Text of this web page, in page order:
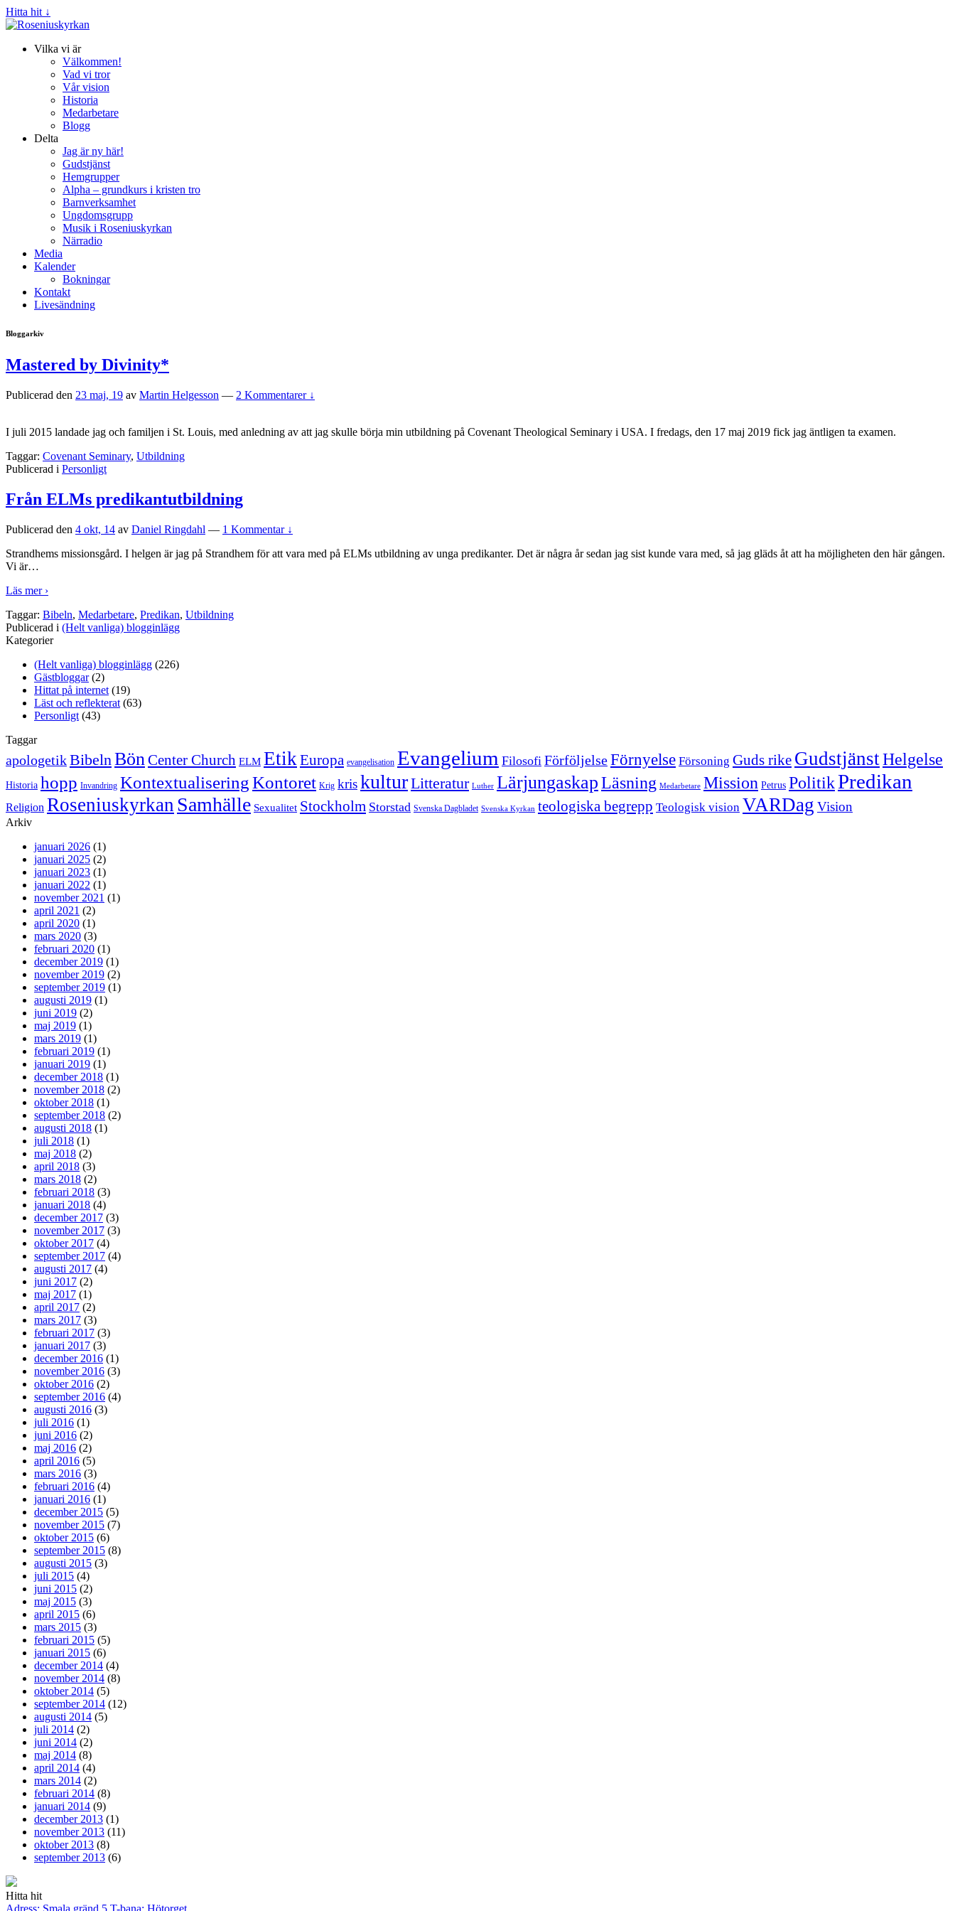
Hitta hit ↓
Vilka vi är
Välkommen!
Vad vi tror
Vår vision
Historia
Medarbetare
Blogg
Delta
Jag är ny här!
Gudstjänst
Hemgrupper
Alpha – grundkurs i kristen tro
Barnverksamhet
Ungdomsgrupp
Musik i Roseniuskyrkan
Närradio
Media
Kalender
Bokningar
Kontakt
Livesändning
Bloggarkiv
Mastered by Divinity*
Publicerad den 23 maj, 19 av Martin Helgesson — 2 Kommentarer ↓
I juli 2015 landade jag och familjen i St. Louis, med anledning av att jag skulle börja min utbildning på Covenant Theological Seminary i USA. I fredags, den 17 maj 2019 fick jag äntligen ta examen.
Taggar: Covenant Seminary, Utbildning
Publicerad i Personligt
Från ELMs predikantutbildning
Publicerad den 4 okt, 14 av Daniel Ringdahl — 1 Kommentar ↓
Strandhems missionsgård. I helgen är jag på Strandhem för att vara med på ELMs utbildning av unga predikanter. Det är några år sedan jag sist kunde vara med, så jag gläds åt att ha möjligheten den här gången.
Vi är…
Läs mer ›
Taggar: Bibeln, Medarbetare, Predikan, Utbildning
Publicerad i (Helt vanliga) blogginlägg
Kategorier
(Helt vanliga) blogginlägg (226)
Gästbloggar(2)
Hittat på internet (19)
Läst och reflekterat (63)
Personligt (43)
Taggar
apologetikBibeln Bön Center Church ELM Etik Europa evangelisation Evangelium Filosofi FörföljelseFörnyelse Försoning Guds rike GudstjänstHelgelse
Historia hopp Invandring KontextualiseringKontoret Krig kriskulturLitteratur Luther LärjungaskapLäsning Medarbetare Mission Petrus PolitikPredikan
Religion Roseniuskyrkan Samhälle Sexualitet Stockholm Storstad Svenska Dagbladet Svenska Kyrkan teologiska begrepp Teologisk vision VARDag Vision
Arkiv
januari 2026 (1)
januari 2025 (2)
januari 2023 (1)
januari 2022 (1)
november 2021 (1)
april 2021 (2)
april 2020 (1)
mars 2020 (3)
februari 2020 (1)
december 2019 (1)
november 2019 (2)
september 2019 (1)
augusti 2019 (1)
juni 2019 (2)
maj 2019 (1)
mars 2019 (1)
februari 2019 (1)
januari 2019 (1)
december 2018 (1)
november 2018 (2)
oktober 2018 (1)
september 2018 (2)
augusti 2018 (1)
juli 2018 (1)
maj 2018 (2)
april 2018 (3)
mars 2018 (2)
februari 2018 (3)
januari 2018 (4)
december 2017 (3)
november 2017 (3)
oktober 2017 (4)
september 2017 (4)
augusti 2017 (4)
juni 2017 (2)
maj 2017 (1)
april 2017 (2)
mars 2017 (3)
februari 2017 (3)
januari 2017 (3)
december 2016 (1)
november 2016 (3)
oktober 2016 (2)
september 2016 (4)
augusti 2016 (3)
juli 2016 (1)
juni 2016 (2)
maj 2016 (2)
april 2016 (5)
mars 2016 (3)
februari 2016 (4)
januari 2016 (1)
december 2015 (5)
november 2015 (7)
oktober 2015 (6)
september 2015 (8)
augusti 2015 (3)
juli 2015 (4)
juni 2015 (2)
maj 2015 (3)
april 2015 (6)
mars 2015 (3)
februari 2015 (5)
januari 2015 (6)
december 2014 (4)
november 2014 (8)
oktober 2014 (5)
september 2014 (12)
augusti 2014 (5)
juli 2014 (2)
juni 2014 (2)
maj 2014 (8)
april 2014 (4)
mars 2014 (2)
februari 2014 (8)
januari 2014 (9)
december 2013 (1)
november 2013 (11)
oktober 2013 (8)
september 2013 (6)
Hitta hit
Adress: Smala gränd 5 T-bana: Hötorget